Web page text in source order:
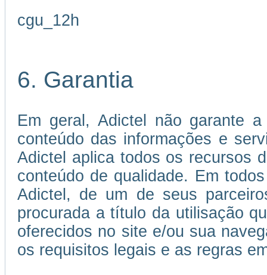
cgu_12h
6. Garantia
Em geral, Adictel não garante
conteúdo das informações e
Adictel aplica todos os recursos
conteúdo de qualidade. Em
Adictel, de um de seus
procurada a título da utilisação
oferecidos no site e/ou sua
os requisitos legais e as regras